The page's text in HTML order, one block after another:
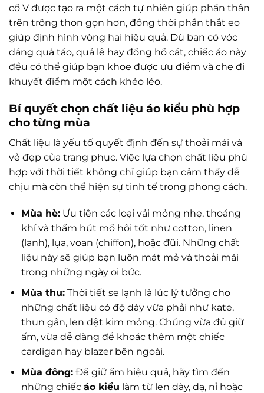
cổ V được tạo ra một cách tự nhiên giúp phần thân
trên trông thon gọn hơn, đồng thời phần thắt eo
giúp định hình vòng hai hiệu quả. Dù bạn có vóc
dáng quả táo, quả lê hay đồng hồ cát, chiếc áo này
đều có thể giúp bạn khoe được ưu điểm và che đi
khuyết điểm một cách khéo léo.
Bí quyết chọn chất liệu áo kiểu phù hợp
cho từng mùa
Chất liệu là yếu tố quyết định đến sự thoải mái và
vẻ đẹp của trang phục. Việc lựa chọn chất liệu phù
hợp với thời tiết không chỉ giúp bạn cảm thấy dễ
chịu mà còn thể hiện sự tinh tế trong phong cách.
Mùa hè:Ưu tiên các loại vải mỏng nhẹ, thoáng
khí và thấm hút mồ hôi tốt như cotton, linen
(lanh), lụa, voan (chiffon), hoặc đũi. Những chất
liệu này sẽ giúp bạn luôn mát mẻ và thoải mái
trong những ngày oi bức.
Mùa thu:Thời tiết se lạnh là lúc lý tưởng cho
những chất liệu có độ dày vừa phải như kate,
thun gân, len dệt kim mỏng. Chúng vừa đủ giữ
ấm, vừa dễ dàng để khoác thêm một chiếc
cardigan hay blazer bên ngoài.
Mùa đông:Để giữ ấm hiệu quả, hãy tìm đến
những chiếc áo kiểu làm từ len dày, dạ, nỉ hoặc